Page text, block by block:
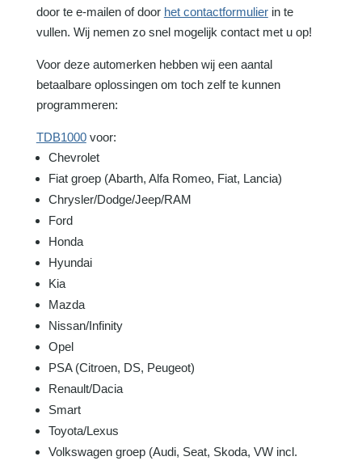
door te e-mailen of door het contactformulierin te
vullen. Wij nemen zo snel mogelijk contact met u op!
Voor deze automerken hebben wij een aantal
betaalbare oplossingen om toch zelf te kunnen
programmeren:
TDB1000voor:
Chevrolet
Fiat groep (Abarth, Alfa Romeo, Fiat, Lancia)
Chrysler/Dodge/Jeep/RAM
Ford
Honda
Hyundai
Kia
Mazda
Nissan/Infinity
Opel
PSA (Citroen, DS, Peugeot)
Renault/Dacia
Smart
Toyota/Lexus
Volkswagen groep (Audi, Seat, Skoda, VW incl.